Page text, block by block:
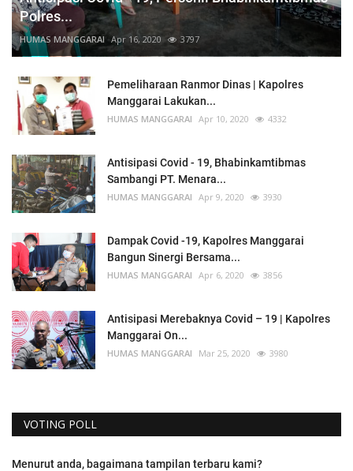
Polres...
HUMAS MANGGARAI Apr 16, 2020 3797
Pemeliharaan Ranmor Dinas | Kapolres
Manggarai Lakukan...
HUMAS MANGGARAI Apr 10, 2020 4332
Antisipasi Covid - 19, Bhabinkamtibmas
Sambangi PT. Menara...
HUMAS MANGGARAI Apr 9, 2020 3930
Dampak Covid -19, Kapolres Manggarai
Bangun Sinergi Bersama...
HUMAS MANGGARAI Apr 6, 2020 3856
Antisipasi Merebaknya Covid – 19 | Kapolres
Manggarai On...
HUMAS MANGGARAI Mar 25, 2020 3980
VOTING POLL
Menurut anda, bagaimana tampilan terbaru kami?